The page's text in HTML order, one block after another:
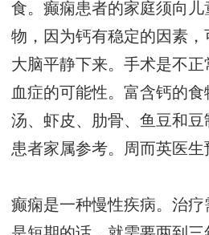
食。癫痫患者的家庭须向
物，因为钙有稳定的因素
大脑平静下来。手术是不
血症的可能性。富含钙的
汤、虾皮、肋骨、鱼豆和
患者家属参考。 周而英医生
癫痫是一种慢性疾病。治